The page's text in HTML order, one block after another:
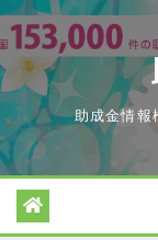
Skip
to
content
助成金情報